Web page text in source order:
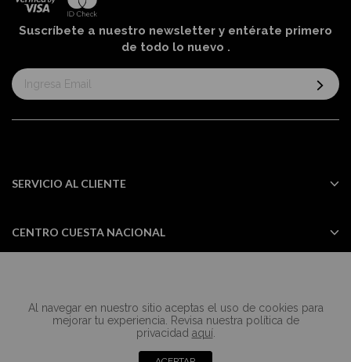
Al navegar en nuestro sitio aceptas el uso de cookies para
mejorar tu experiencia. Revisa nuestra política de
privacidad aquí.
Suscríbete a nuestro newsletter y entérate primero
de todo lo nuevo .
Suscríbase
al
informativo:
SERVICIO AL CLIENTE
CENTRO CUESTA NACIONAL
Todos los derechos reservados Casa
Cuesta ©2024